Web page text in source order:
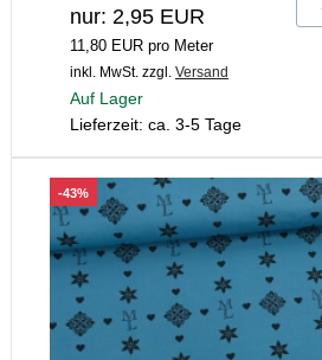
nur: 2,95 EUR
11,80 EUR pro Meter
inkl. MwSt. zzgl. Versand
Auf Lager
Lieferzeit: ca. 3-5 Tage
-43%